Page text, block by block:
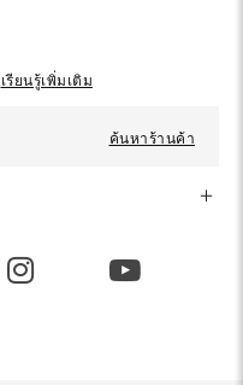
เรียนรู้เพิ่มเติม
ค้นหาร้านค้า